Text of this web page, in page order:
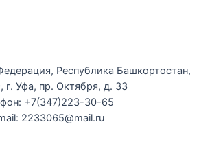
Республика Башкортостан,
г. Уфа, пр. Октября, д. 33
+7(347)223-30-65
2233065@mail.ru